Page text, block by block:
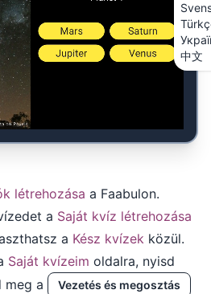
中文
létrehozása a Faabulon.
a Saját kvíz létrehozása
a Kész kvízek közül.
Saját kvízeim oldalra, nyisd
meg a
Vezetés és megosztás